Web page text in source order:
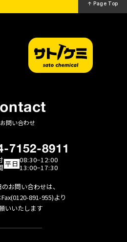
ざん・不正アクセス・漏洩などの防
情報を閲覧されることはございませ
利用になる際の身分証明のため
サイトへと改善するため
おこなうため
ついて
せの内容を正しく把握し、適切に対
話の内容を録音させていただいてお
、見直しの必要性が発生した場合、
↑ Page Top
お問い合わせ
7152-8911
平日 08:30−12:00
13:00−17:30
お問い合わせは、
891-955)より
いいたします